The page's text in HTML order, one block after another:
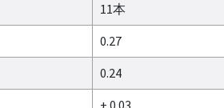
11本
0.27
0.24